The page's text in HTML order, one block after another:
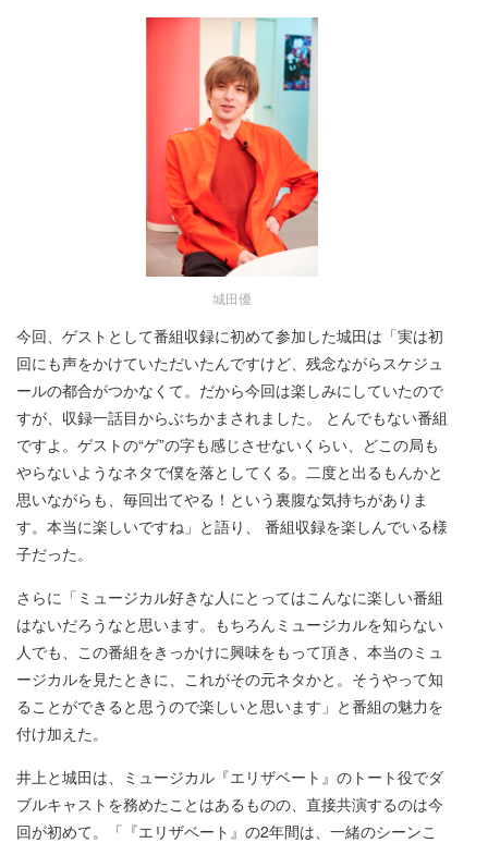
城田優
今回、ゲストとして番組収録に初めて参加した城田は「実は初
回にも声をかけていただいたんですけど、残念ながらスケジュ
ールの都合がつかなくて。だから今回は楽しみにしていたので
すが、収録一話目からぶちかまされました。 とんでもない番組
ですよ。ゲストの“ゲ”の字も感じさせないくらい、どこの局も
やらないようなネタで僕を落としてくる。二度と出るもんかと
思いながらも、毎回出てやる！という裏腹な気持ちがありま
す。本当に楽しいですね」と語り、 番組収録を楽しんでいる様
子だった。
さらに「ミュージカル好きな人にとってはこんなに楽しい番組
はないだろうなと思います。もちろんミュージカルを知らない
人でも、この番組をきっかけに興味をもって頂き、本当のミュ
ージカルを見たときに、これがその元ネタかと。そうやって知
ることができると思うので楽しいと思います」と番組の魅力を
付け加えた。
井上と城田は、ミュージカル『エリザベート』のトート役でダ
ブルキャストを務めたことはあるものの、直接共演するのは今
回が初めて。「『エリザベート』の2年間は、一緒のシーンこ